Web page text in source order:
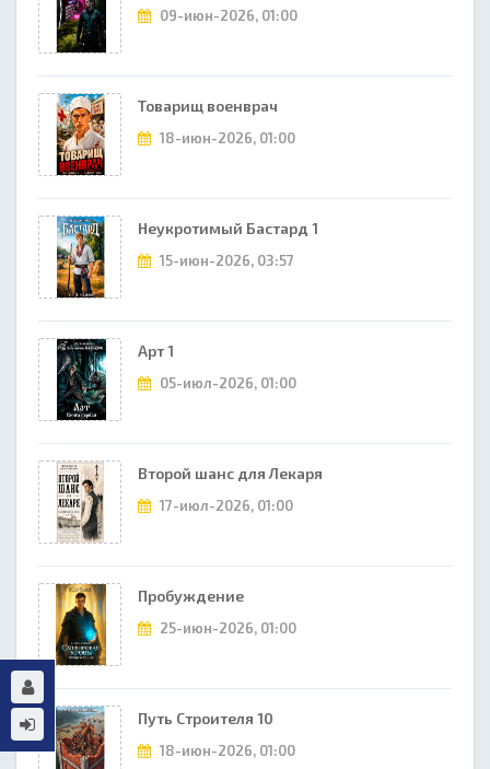
09-июн-2026, 01:00
Товарищ военврач
18-июн-2026, 01:00
Неукротимый Бастард 1
15-июн-2026, 03:57
Арт 1
05-июл-2026, 01:00
Второй шанс для Лекаря
17-июл-2026, 01:00
Пробуждение
25-июн-2026, 01:00
Путь Строителя 10
18-июн-2026, 01:00